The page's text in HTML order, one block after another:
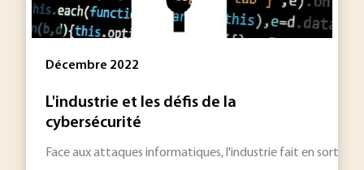
Décembre 2022
L'industrie et les défis de la
cybersécurité
Face aux attaques informatiques, l'industrie fait en sorte